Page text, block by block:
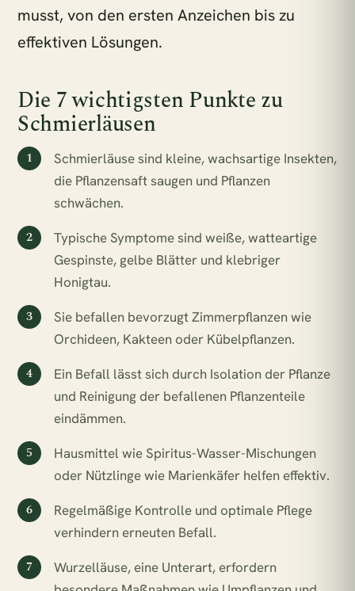
musst, von den ersten Anzeichen bis zu
effektiven Lösungen.
Die 7 wichtigsten Punkte zu
Schmierläusen
Schmierläuse sind kleine, wachsartige Insekten,
die Pflanzensaft saugen und Pflanzen
schwächen.
Typische Symptome sind weiße, watteartige
Gespinste, gelbe Blätter und klebriger
Honigtau.
Sie befallen bevorzugt Zimmerpflanzen wie
Orchideen, Kakteen oder Kübelpflanzen.
Ein Befall lässt sich durch Isolation der Pflanze
und Reinigung der befallenen Pflanzenteile
eindämmen.
Hausmittel wie Spiritus-Wasser-Mischungen
oder Nützlinge wie Marienkäfer helfen effektiv.
Regelmäßige Kontrolle und optimale Pflege
verhindern erneuten Befall.
Wurzelläuse, eine Unterart, erfordern
Aglaomorpha Coronans
1 Pflanze = 1 m² Regenwald